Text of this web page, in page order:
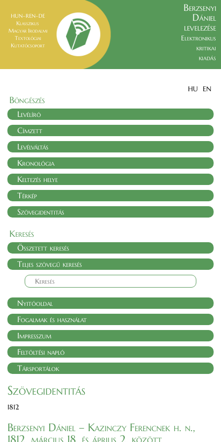
HUN–REN–DE
Klasszikus
Magyar Irodalmi
Textológiai
Kutatócsoport
Berzsenyi
Dániel
levelezése
Elektronikus
kritikai
kiadás
HU EN
Böngészés
Levélíró
Címzett
Levélváltás
Kronológia
Keltezés helye
Térkép
Szövegidentitás
Keresés
Összetett keresés
Teljes szövegű keresés
Nyitóoldal
Fogalmak és használat
Impresszum
Feltöltési napló
Társportálok
Szövegidentitás
1812
Berzsenyi Dániel – Kazinczy Ferencnek h. n.,
1812. március 18. és április 2. között